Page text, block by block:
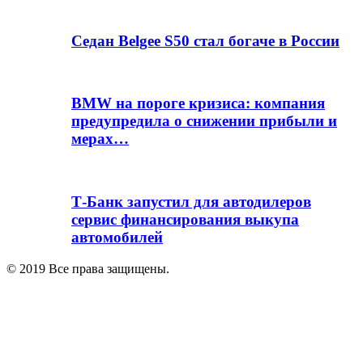
Седан Belgee S50 стал богаче в России
BMW на пороге кризиса: компания
предупредила о снижении прибыли и
мерах…
Т-Банк запустил для автодилеров
сервис финансирования выкупа
автомобилей
© 2019 Все права защищены.